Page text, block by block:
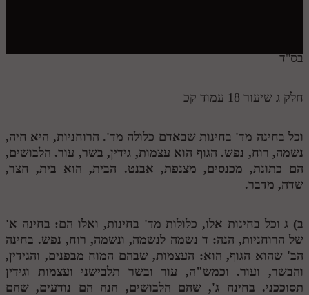
חלק יב
חלק יד
חלק טו
חלק ט"ז
בית שער הכוונות
הזמן סט תע"ס
הזמן סט תלמוד עשר הספירות
בס"ד
חלק ג שיעור 18 עמוד קכ
וכל בחינה מד' בחינות שבאדם כלולה מד'. הרוחניות, היא חיה,
נשמה, רוח, נפש. הגוף הוא עצמות, גידין, בשר, עור. הלבושים,
הם כתונת, מכנסים, מצנפת, אבנט. הבית, הוא בית, חצר,
שדה, מדבר.
ב) גוכל בחינות אלו, כלולות מד' בחינות, ואלו הם: בחינה א'
של הרוחניות, הנה: ד נשמה לנשמה, ונשמה, רוח, נפש. בחינה
הב' שהוא הגוף, הוא: העצמות, שבהם המוח מבפנים, והגידין,
והבשר, ועור. וכמש"ה, עור ובשר תלבישני ועצמות וגידין
תסוככני. בחינה ג', שהם הלבושים, הנה הם נודעים, שהם